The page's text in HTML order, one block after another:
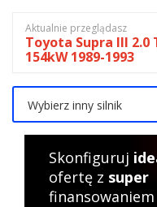
Aktualnie przeglądasz
Toyota Supra III 2.0
154kW 1989-1993
Wybierz inny silnik
Skonfiguruj
ofertę z super
finansowaniem